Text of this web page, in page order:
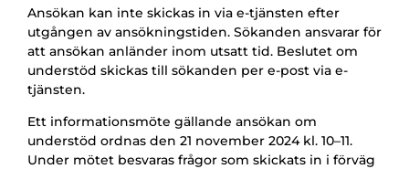
Ansökan kan inte skickas in via e-tjänsten efter
utgången av ansökningstiden. Sökanden ansvarar för
att ansökan anländer inom utsatt tid. Beslutet om
understöd skickas till sökanden per e-post via e-
tjänsten.
Ett informationsmöte gällande ansökan om
understöd ordnas den 21 november 2024 kl. 10–11.
Under mötet besvaras frågor som skickats in i förväg